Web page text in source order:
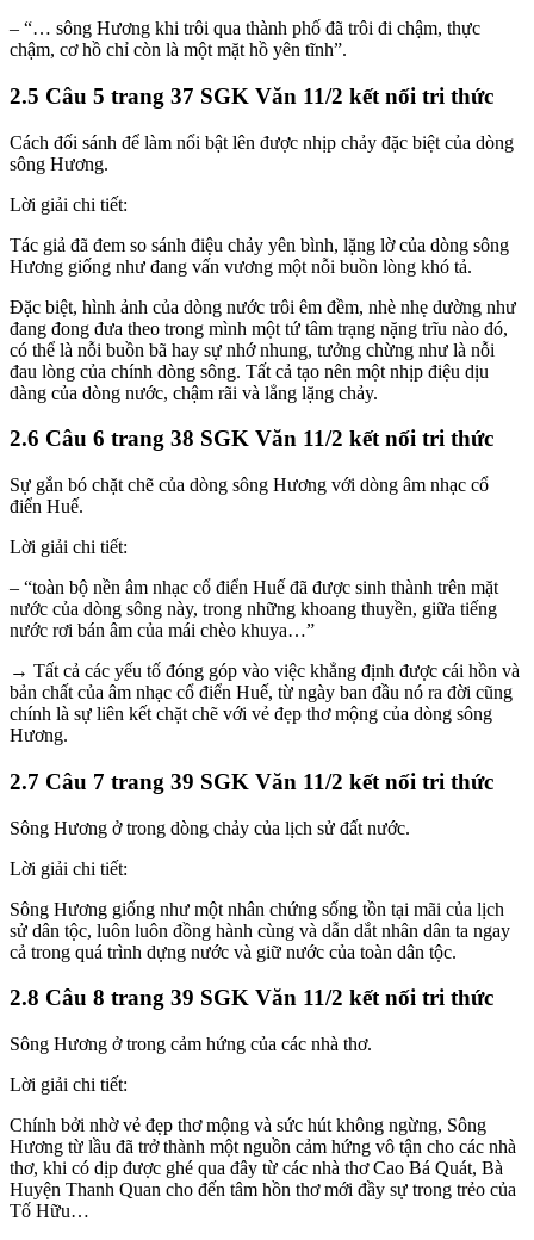
– “… sông Hương khi trôi qua thành phố đã trôi đi chậm, thực
chậm, cơ hồ chỉ còn là một mặt hồ yên tĩnh”.
2.5 Câu 5 trang 37 SGK Văn 11/2 kết nối tri thức
Cách đối sánh để làm nổi bật lên được nhịp chảy đặc biệt của dòng
sông Hương.
Lời giải chi tiết:
Tác giả đã đem so sánh điệu chảy yên bình, lặng lờ của dòng sông
Hương giống như đang vấn vương một nỗi buồn lòng khó tả.
Đặc biệt, hình ảnh của dòng nước trôi êm đềm, nhè nhẹ dường như
đang đong đưa theo trong mình một tứ tâm trạng nặng trĩu nào đó,
có thể là nỗi buồn bã hay sự nhớ nhung, tưởng chừng như là nỗi
đau lòng của chính dòng sông. Tất cả tạo nên một nhịp điệu dịu
dàng của dòng nước, chậm rãi và lẳng lặng chảy.
2.6 Câu 6 trang 38 SGK Văn 11/2 kết nối tri thức
Sự gắn bó chặt chẽ của dòng sông Hương với dòng âm nhạc cổ
điển Huế.
Lời giải chi tiết:
– “toàn bộ nền âm nhạc cổ điển Huế đã được sinh thành trên mặt
nước của dòng sông này, trong những khoang thuyền, giữa tiếng
nước rơi bán âm của mái chèo khuya…”
→ Tất cả các yếu tố đóng góp vào việc khẳng định được cái hồn và
bản chất của âm nhạc cổ điển Huế, từ ngày ban đầu nó ra đời cũng
chính là sự liên kết chặt chẽ với vẻ đẹp thơ mộng của dòng sông
Hương.
2.7 Câu 7 trang 39 SGK Văn 11/2 kết nối tri thức
Sông Hương ở trong dòng chảy của lịch sử đất nước.
Lời giải chi tiết:
Sông Hương giống như một nhân chứng sống tồn tại mãi của lịch
sử dân tộc, luôn luôn đồng hành cùng và dẫn dắt nhân dân ta ngay
cả trong quá trình dựng nước và giữ nước của toàn dân tộc.
2.8 Câu 8 trang 39 SGK Văn 11/2 kết nối tri thức
Sông Hương ở trong cảm hứng của các nhà thơ.
Lời giải chi tiết:
Chính bởi nhờ vẻ đẹp thơ mộng và sức hút không ngừng, Sông
Hương từ lầu đã trở thành một nguồn cảm hứng vô tận cho các nhà
thơ, khi có dịp được ghé qua đây từ các nhà thơ Cao Bá Quát, Bà
Huyện Thanh Quan cho đến tâm hồn thơ mới đầy sự trong trẻo của
Tố Hữu…